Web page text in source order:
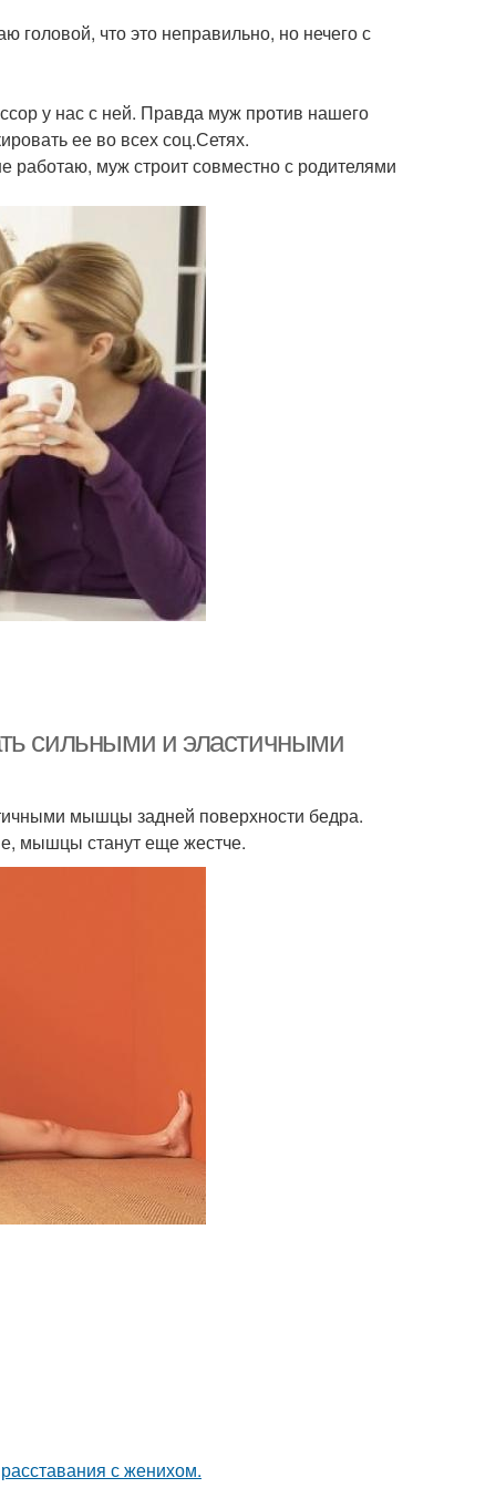
что это неправильно, но нечего с
у нас с ней. Правда муж против нашего
ее во всех соц.Сетях.
работаю, муж строит совместно с родителями
сильными и эластичными
мышцы задней поверхности бедра.
мышцы станут еще жестче.
с женихом.